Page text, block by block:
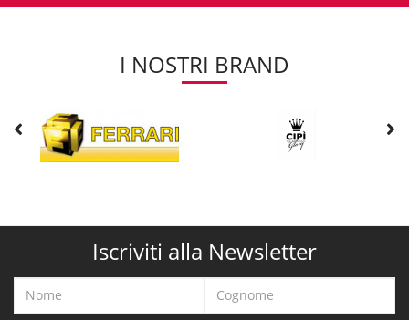
I NOSTRI BRAND
Iscriviti alla Newsletter